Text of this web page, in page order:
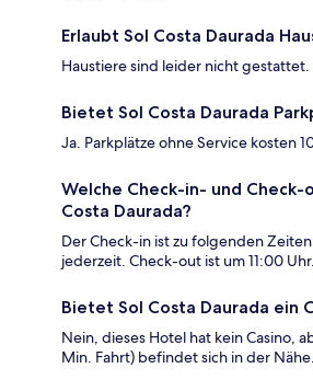
Erlaubt Sol Costa Daurada
Haustiere sind leider nicht gestattet.
Bietet Sol Costa Daurada
Ja. Parkplätze ohne Service kosten
Welche Check-in- und
Costa Daurada?
Der Check-in ist zu folgenden
jederzeit. Check-out ist um 11:00 Uhr.
Bietet Sol Costa Daurada ein
Nein, dieses Hotel hat kein Casino,
Min. Fahrt) befindet sich in der Nähe.